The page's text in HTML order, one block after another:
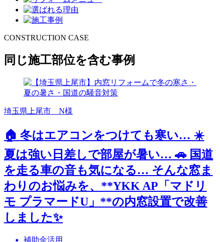
CONSTRUCTION CASE
同じ施工部位を含む事例
埼玉県上尾市 N様
🏠 冬はエアコンをつけても寒い… ☀️
夏は強い日差しで部屋が暑い… 🚗 国道
を走る車の音も気になる… そんな窓ま
わりのお悩みを、**YKK AP「マドリ
モ プラマードU」**の内窓設置で改善
しました✨
補助金活用